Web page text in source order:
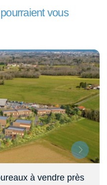
vous
et locaux